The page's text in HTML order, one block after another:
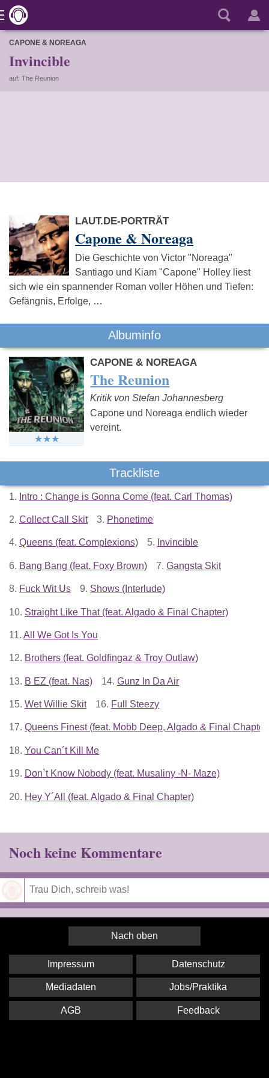
CAPONE & NOREAGA
Invincible
auf: The Reunion
LAUT.DE-PORTRÄT
Capone & Noreaga
Die Geschichte von Victor "Noreaga"
Santiago und Kiam "Capone" Holley liest
sich wie ein spannender Roman voller Höhen und Tiefen:
Gefängnis, Erfolge, …
Albuminfo
CAPONE & NOREAGA
The Reunion
Kritik von Stefan Johannesberg
Capone und Noreaga endlich wieder
vereint.
Trackliste
1. Intro : Change is Gonna Come (feat. Carl Thomas)
2. Collect Call Skit 3. Phonetime
4. Queens (feat. Complexions) 5. Invincible
6. Bang Bang (feat. Foxy Brown) 7. Gangsta Skit
8. Fuck Wit Us 9. Shows (Interlude)
10. Straight Like That (feat. Algado & Final Chapter)
11. All We Got Is You
12. Brothers (feat. Goldfingaz & Troy Outlaw)
13. B EZ (feat. Nas) 14. Gunz In Da Air
15. Wet Willie Skit 16. Full Steezy
17. Queens Finest (feat. Mobb Deep, Algado & Final
18. You Can´t Kill Me
19. Don`t Know Nobody (feat. Musaliny -N- Maze)
20. Hey Y´All (feat. Algado & Final Chapter)
Noch keine Kommentare
Nach oben
Impressum Datenschutz
Mediadaten Jobs/Praktika
AGB Feedback